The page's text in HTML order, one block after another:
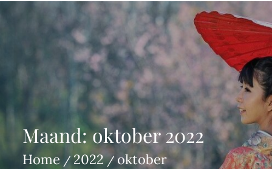
Maand:oktober 2022
Home 2022 oktober